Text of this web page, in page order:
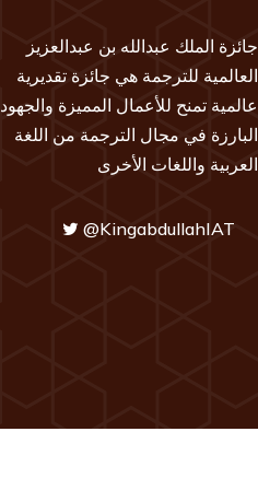
جائزة الملك عبدالله بن عبدالعزيز
العالمية للترجمة هي جائزة تقديرية
عالمية تمنح للأعمال المميزة والجهود
البارزة في مجال الترجمة من اللغة
العربية واللغات الأخرى
@KingabdullahIAT